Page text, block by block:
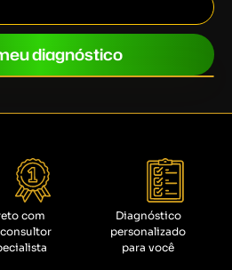
diagnóstico
com
Diagnóstico
personalizado
para você